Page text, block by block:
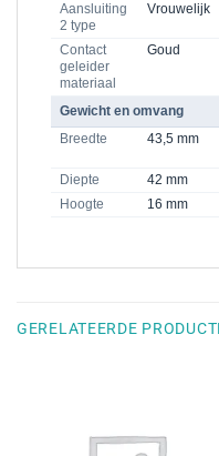
Aansluiting
2 type
Vrouwelijk
Contact
geleider
materiaal
Goud
Gewicht en omvang
Breedte
43,5 mm
Diepte
42 mm
Hoogte
16 mm
GERELATEERDE